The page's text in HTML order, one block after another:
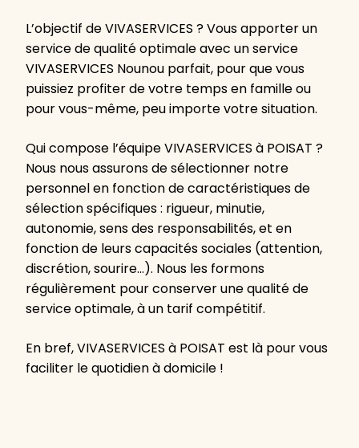
L’objectif de VIVASERVICES ? Vous apporter un
service de qualité optimale avec un service
VIVASERVICES Nounou parfait, pour que vous
puissiez profiter de votre temps en famille ou
pour vous-même, peu importe votre situation.
Qui compose l’équipe VIVASERVICES à POISAT ?
Nous nous assurons de sélectionner notre
personnel en fonction de caractéristiques de
sélection spécifiques : rigueur, minutie,
autonomie, sens des responsabilités, et en
fonction de leurs capacités sociales (attention,
discrétion, sourire…). Nous les formons
régulièrement pour conserver une qualité de
service optimale, à un tarif compétitif.
En bref, VIVASERVICES à POISAT est là pour vous
faciliter le quotidien à domicile !